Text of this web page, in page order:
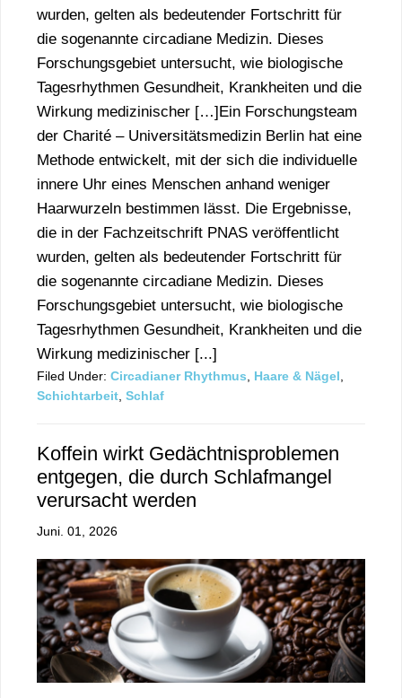
wurden, gelten als bedeutender Fortschritt für
die sogenannte circadiane Medizin. Dieses
Forschungsgebiet untersucht, wie biologische
Tagesrhythmen Gesundheit, Krankheiten und die
Wirkung medizinischer […]Ein Forschungsteam
der Charité – Universitätsmedizin Berlin hat eine
Methode entwickelt, mit der sich die individuelle
innere Uhr eines Menschen anhand weniger
Haarwurzeln bestimmen lässt. Die Ergebnisse,
die in der Fachzeitschrift PNAS veröffentlicht
wurden, gelten als bedeutender Fortschritt für
die sogenannte circadiane Medizin. Dieses
Forschungsgebiet untersucht, wie biologische
Tagesrhythmen Gesundheit, Krankheiten und die
Wirkung medizinischer [...]
Filed Under: Circadianer Rhythmus Haare & Nägel
Schichtarbeit Schlaf
Koffein wirkt Gedächtnisproblemen
entgegen, die durch Schlafmangel
verursacht werden
Juni. 01, 2026